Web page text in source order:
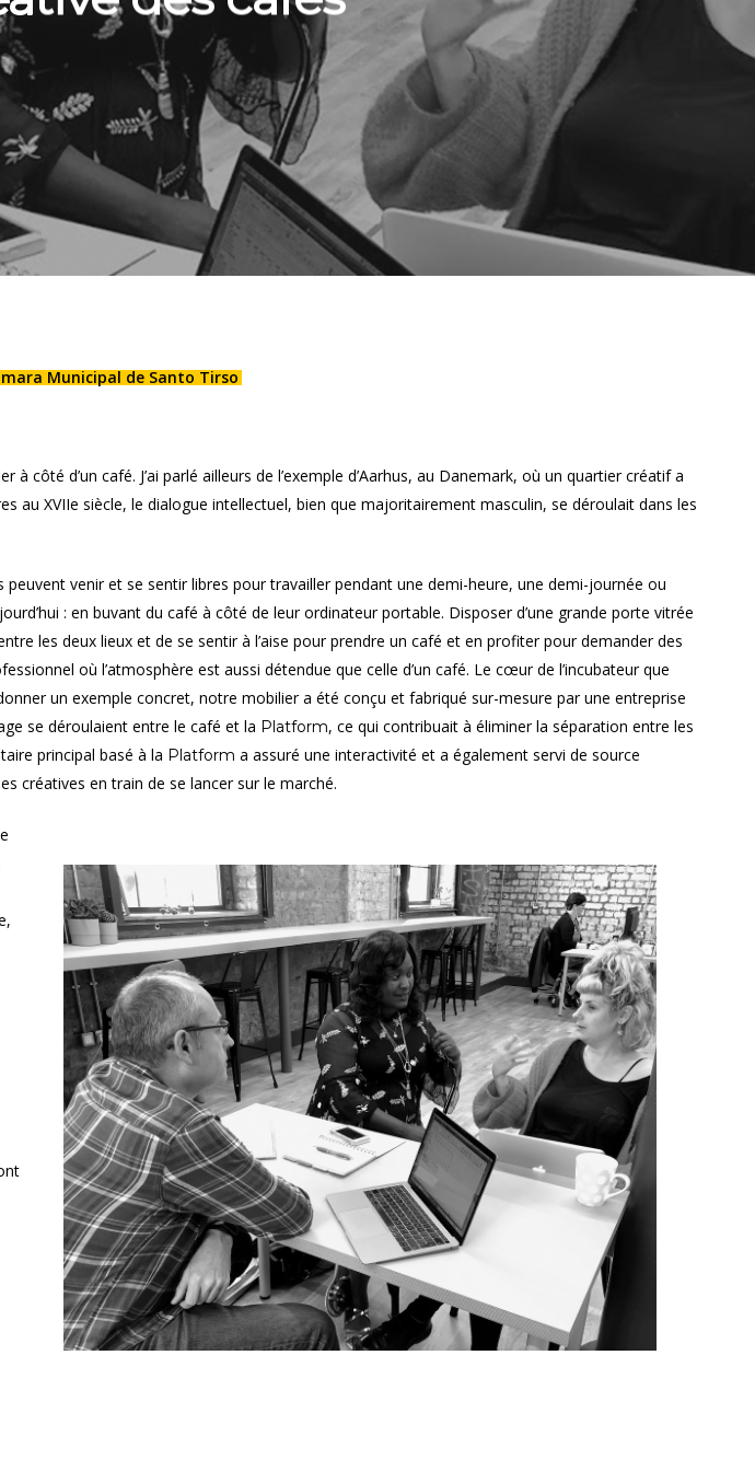
Municipal de Santo Tirso
côté d’un café. J’ai parlé ailleurs de l’exemple d’Aarhus, au Danemark, où un quartier créatif a
au XVIIe siècle, le dialogue intellectuel, bien que majoritairement masculin, se déroulait dans les
venir et se sentir libres pour travailler pendant une demi-heure, une demi-journée ou
: en buvant du café à côté de leur ordinateur portable. Disposer d’une grande porte vitrée
les deux lieux et de se sentir à l’aise pour prendre un café et en profiter pour demander des
où l’atmosphère est aussi détendue que celle d’un café. Le cœur de l’incubateur que
un exemple concret, notre mobilier a été conçu et fabriqué sur-mesure par une entreprise
se déroulaient entre le café et la Platform, ce qui contribuait à éliminer la séparation entre les
principal basé à la Platform a assuré une interactivité et a également servi de source
créatives en train de se lancer sur le marché.